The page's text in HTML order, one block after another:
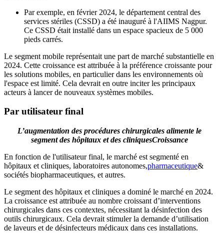
Par exemple, en février 2024, le département central des
services stériles (CSSD) a été inauguré à l'AIIMS Nagpur.
Ce CSSD était installé dans un espace spacieux de 5 000
pieds carrés.
Le segment mobile représentait une part de marché substantielle en
2024. Cette croissance est attribuée à la préférence croissante pour
les solutions mobiles, en particulier dans les environnements où
l'espace est limité. Cela devrait en outre inciter les principaux
acteurs à lancer de nouveaux systèmes mobiles.
Par utilisateur final
L’augmentation des procédures chirurgicales alimente le
segment des hôpitaux et des cliniquesCroissance
En fonction de l'utilisateur final, le marché est segmenté en
hôpitaux et cliniques, laboratoires autonomes,pharmaceutique&
sociétés biopharmaceutiques, et autres.
Le segment des hôpitaux et cliniques a dominé le marché en 2024.
La croissance est attribuée au nombre croissant d’interventions
chirurgicales dans ces contextes, nécessitant la désinfection des
outils chirurgicaux. Cela devrait stimuler la demande d’utilisation
de laveurs et de désinfecteurs médicaux dans ces installations.